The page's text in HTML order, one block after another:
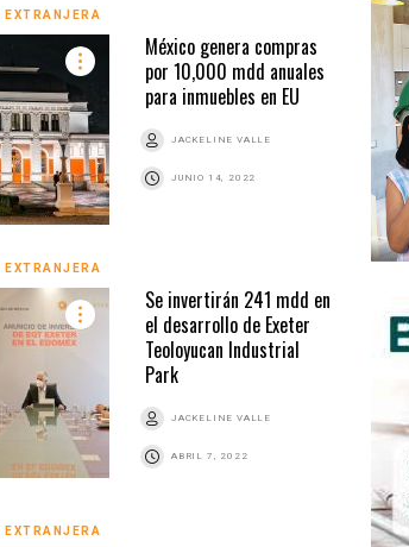
EXTRANJERA
México genera compras
por 10,000 mdd anuales
para inmuebles en EU
JACKELINE VALLE
JUNIO 14, 2022
EXTRANJERA
Se invertirán 241 mdd en
el desarrollo de Exeter
Teoloyucan Industrial
Park
JACKELINE VALLE
ABRIL 7, 2022
EXTRANJERA